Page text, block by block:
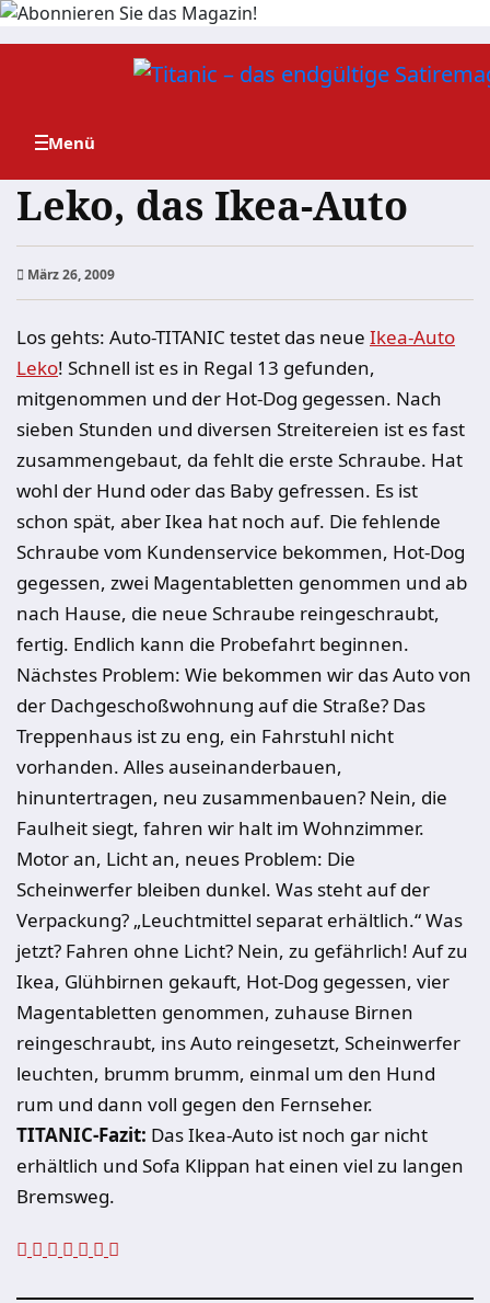
Zum
Leko, das Ikea-Auto
März 26, 2009
Los gehts: Auto-TITANIC testet das neue Ikea-Auto
Leko! Schnell ist es in Regal 13 gefunden,
mitgenommen und der Hot-Dog gegessen. Nach
sieben Stunden und diversen Streitereien ist es fast
zusammengebaut, da fehlt die erste Schraube. Hat
wohl der Hund oder das Baby gefressen. Es ist
schon spät, aber Ikea hat noch auf. Die fehlende
Schraube vom Kundenservice bekommen, Hot-Dog
gegessen, zwei Magentabletten genommen und ab
nach Hause, die neue Schraube reingeschraubt,
fertig. Endlich kann die Probefahrt beginnen.
Nächstes Problem: Wie bekommen wir das Auto von
der Dachgeschoßwohnung auf die Straße? Das
Treppenhaus ist zu eng, ein Fahrstuhl nicht
vorhanden. Alles auseinanderbauen,
hinuntertragen, neu zusammenbauen? Nein, die
Faulheit siegt, fahren wir halt im Wohnzimmer.
Motor an, Licht an, neues Problem: Die
Scheinwerfer bleiben dunkel. Was steht auf der
Verpackung? „Leuchtmittel separat erhältlich.“ Was
jetzt? Fahren ohne Licht? Nein, zu gefährlich! Auf zu
Ikea, Glühbirnen gekauft, Hot-Dog gegessen, vier
Magentabletten genommen, zuhause Birnen
reingeschraubt, ins Auto reingesetzt, Scheinwerfer
leuchten, brumm brumm, einmal um den Hund
rum und dann voll gegen den Fernseher.
TITANIC-Fazit: Das Ikea-Auto ist noch gar nicht
erhältlich und Sofa Klippan hat einen viel zu langen
Bremsweg.